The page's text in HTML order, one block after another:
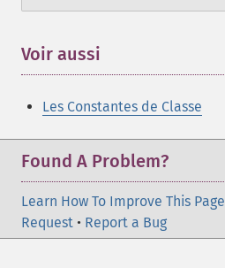
Voir aussi
Les Constantes de Classe
Found A Problem?
Learn How To Improve This Page
Request • Report a Bug